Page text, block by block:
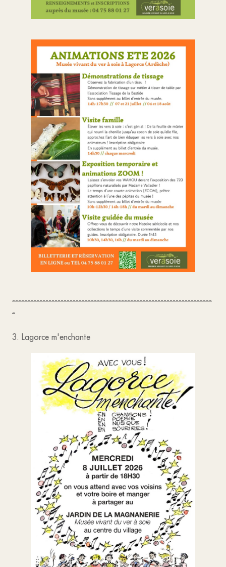
------------------------------------------------------------------
-
3. Lagorce m'enchante